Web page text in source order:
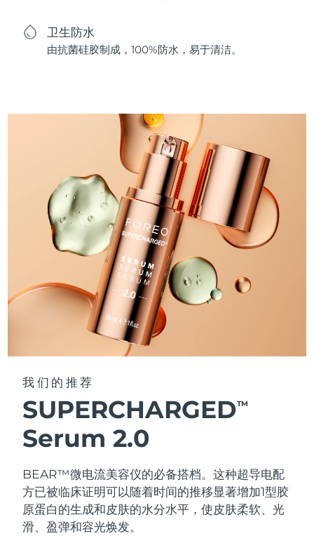
卫生防水
由抗菌硅胶制成，100%防水，易于清洁。
我们的推荐
SUPERCHARGEDTM
Serum 2.0
BEAR™微电流美容仪的必备搭档。这种超导电配
方已被临床证明可以随着时间的推移显著增加1型胶
原蛋白的生成和皮肤的水分水平，使皮肤柔软、光
滑、盈弹和容光焕发。